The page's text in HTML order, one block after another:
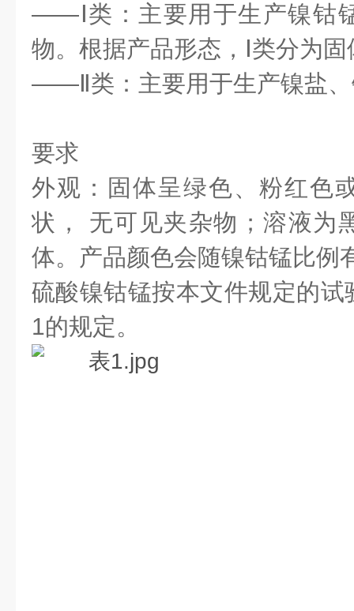
——Ⅰ类：主要用于生产镍钴
物。根据产品形态，Ⅰ类分为
——Ⅱ类：主要用于生产镍盐、
要求
外观：固体呈绿色、粉红色
状， 无可见夹杂物；溶液为
体。产品颜色会随镍钴锰比例
硫酸镍钴锰按本文件规定的
1的规定。